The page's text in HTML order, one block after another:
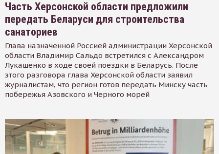
Часть Херсонской области предложили
передать Беларуси для строительства
санаториев
Глава назначенной Россией администрации Херсонской
области Владимир Сальдо встретился с Александром
Лукашенко в ходе своей поездки в Беларусь. После
этого разговора глава Херсонской области заявил
журналистам, что регион готов передать Минску часть
побережья Азовского и Черного морей